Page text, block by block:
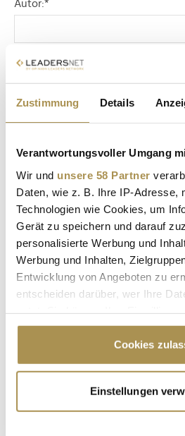
Zustimmung Details
Verantwortungsvoller Umgang
Wir und unsere 58 Partner
Daten, wie z. B. Ihre IP-Adresse,
Technologien wie Cookies, um
Gerät zu speichern und darauf
personalisierte Werbung und
Werbung und Inhalten,
Entwicklung von Angeboten zu
entscheiden darüber, wer Ihre
Cookie-Erklärung oder durch
Trigger Symbol ändern oder
Informationen über Ihre
erfassen, welche bis auf
Cookies
Einstellungen
Autor:*
Kommentar:*
Sicherheitscode bestätigen:
* Pflichtfelder.
LEADERSNET.TV